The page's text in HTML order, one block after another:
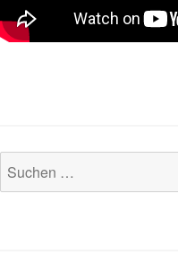
Suchen
nach: